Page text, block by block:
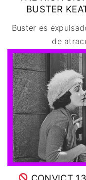
BUSTER
Buster es
de
CONVICT